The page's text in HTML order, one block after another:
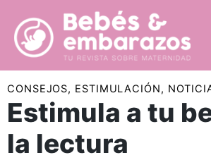
contenido
CONSEJOS, ESTIMULACIÓN,
Estimula a tu
la lectura